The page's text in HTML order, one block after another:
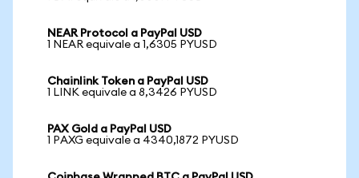
NEAR Protocol a PayPal USD
1 NEAR equivale a 1,6305 PYUSD
Chainlink Token a PayPal USD
1 LINK equivale a 8,3426 PYUSD
PAX Gold a PayPal USD
1 PAXG equivale a 4340,1872 PYUSD